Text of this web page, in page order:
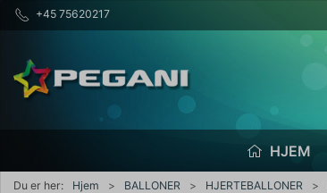
+45 75620217
HJEM
Du er her: Hjem BALLONER HJERTEBALLONER